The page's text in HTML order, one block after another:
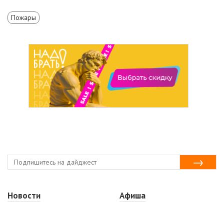
Пожары
Новости
Афиша